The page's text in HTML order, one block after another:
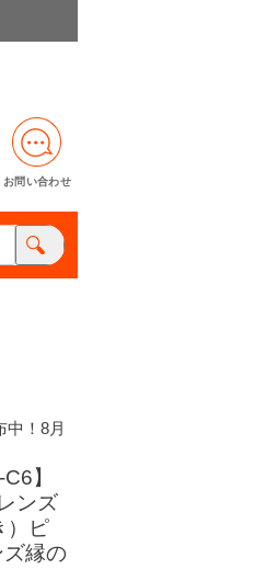
お問い合わせ
中！8月
】
ンズ
）ピ
縁の